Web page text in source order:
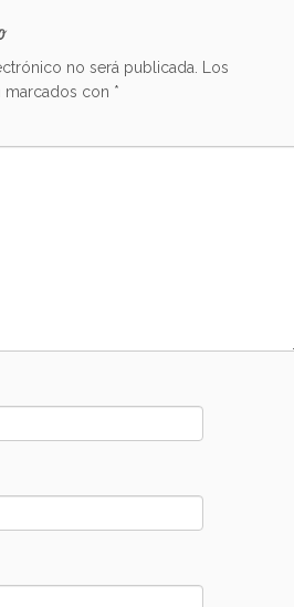
no será publicada.
Los
marcados con *